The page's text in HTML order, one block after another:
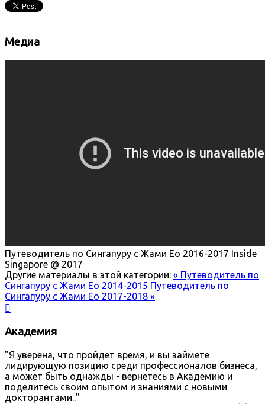
Медиа
Путеводитель по Сингапуру с Жами Ео 2016-2017 Inside
Singapore @ 2017
Другие материалы в этой категории: « Путеводитель по
Сингапуру с Жами Ео 2014-2015 Путеводитель по
Сингапуру с Жами Ео 2017-2018 »

Академия
"Я уверена, что пройдет время, и вы займете
лидирующую позицию среди профессионалов бизнеса,
а может быть однажды - вернетесь в Академию и
поделитесь своим опытом и знаниями с новыми
докторантами.."